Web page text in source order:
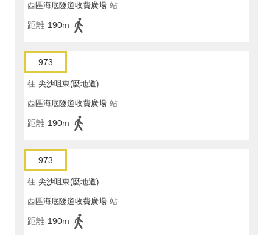
西區海底隧道收費廣場 站
距離 190m
973
往 尖沙咀東(麼地道)
西區海底隧道收費廣場 站
距離 190m
973
往 尖沙咀東(麼地道)
西區海底隧道收費廣場 站
距離 190m